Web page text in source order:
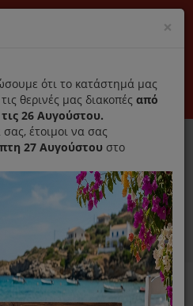
Εγγραφή Εταιρεία Επικοινωνία
0
MENU
×
ότι το κατάστημά μας
θερινές μας διακοπές από
26 Αυγούστου.
έτοιμοι να σας
27 Αυγούστου στο